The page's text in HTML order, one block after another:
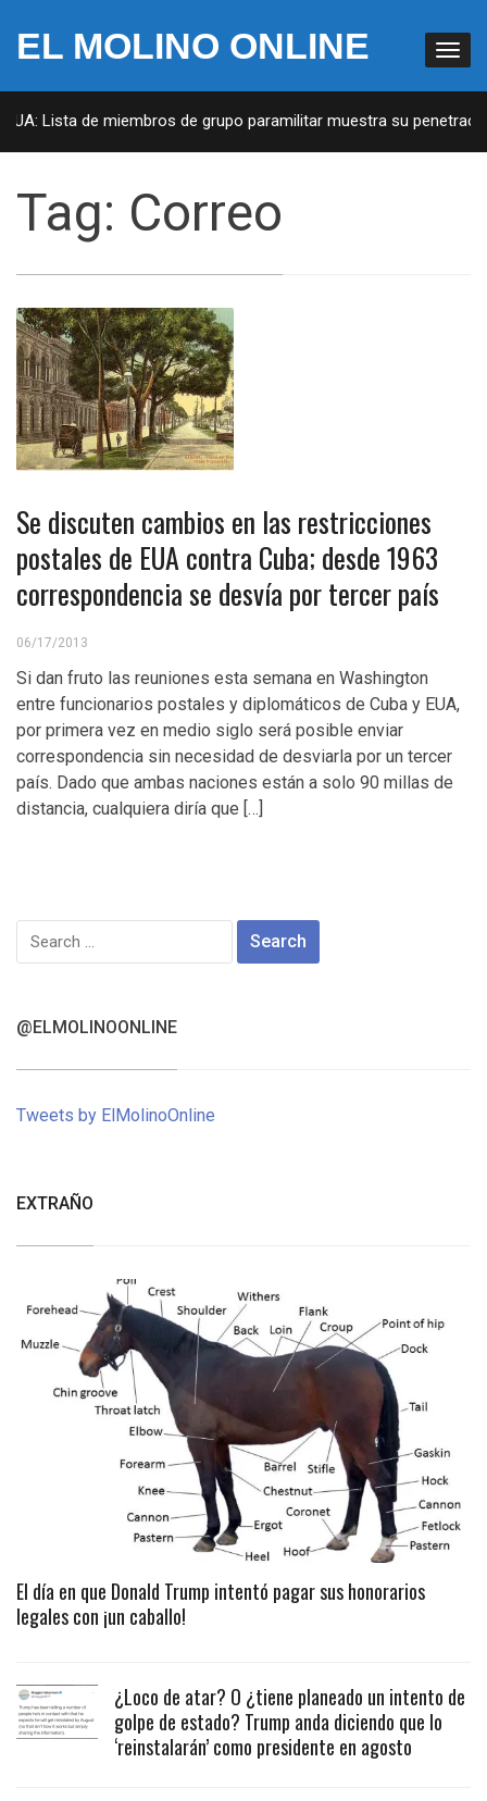
EL MOLINO ONLINE
Lista de miembros de grupo paramilitar muestra su
Tag: Correo
Se discuten cambios en las restricciones
postales de EUA contra Cuba; desde 1963
correspondencia se desvía por tercer país
06/17/2013
Si dan fruto las reuniones esta semana en Washington
entre funcionarios postales y diplomáticos de Cuba y EUA,
por primera vez en medio siglo será posible enviar
correspondencia sin necesidad de desviarla por un tercer
país. Dado que ambas naciones están a solo 90 millas de
distancia, cualquiera diría que […]
Search
for:
@ELMOLINOONLINE
Tweets by ElMolinoOnline
EXTRAÑO
El día en que Donald Trump intentó pagar sus honorarios
legales con ¡un caballo!
¿Loco de atar? O ¿tiene planeado un intento de
golpe de estado? Trump anda diciendo que lo
‘reinstalarán’ como presidente en agosto